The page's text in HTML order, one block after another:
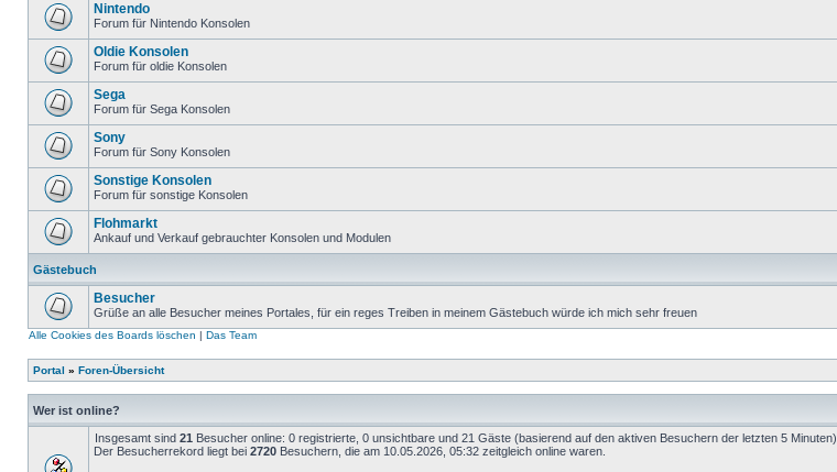
Nintendo
Forum für Nintendo Konsolen
Oldie Konsolen
Forum für oldie Konsolen
Sega
Forum für Sega Konsolen
Sony
Forum für Sony Konsolen
Sonstige Konsolen
Forum für sonstige Konsolen
Flohmarkt
Ankauf und Verkauf gebrauchter Konsolen und Modulen
Gästebuch
Besucher
Grüße an alle Besucher meines Portales, für ein reges Treiben in meinem Gästebuch würde ich mich sehr freuen
Alle Cookies des Boards löschen | Das Team
Portal » Foren-Übersicht
Wer ist online?
Insgesamt sind 21 Besucher online: 0 registrierte, 0 unsichtbare und 21 Gäste (basierend auf den aktiven Besuchern der letzten 5 Minuten)
Der Besucherrekord liegt bei 2720 Besuchern, die am 10.05.2026, 05:32 zeitgleich online waren.